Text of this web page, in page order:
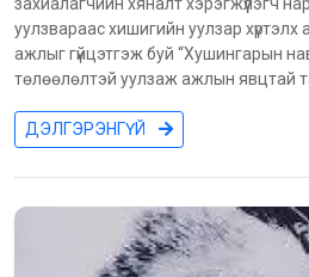
уулзвараас хишигийн уулзар
ажлыг гүйцэтгэж буй “Хушингарын
төлөөлөлтэй уулзаж ажлын явцтай
ДЭЛГЭРЭНГҮЙ